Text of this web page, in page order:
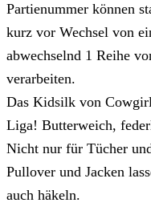
Partienummer können
kurz vor Wechsel von
abwechselnd 1 Reihe
verarbeiten.
Das Kidsilk von
Liga! Butterweich,
Nicht nur für Tücher
Pullover und Jacken
auch häkeln.